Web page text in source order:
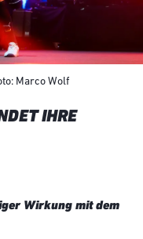
Marco Wolf
IHRE
Wirkung mit dem